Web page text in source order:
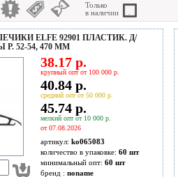
Только
в наличии
ELFE 92901 ПЛАСТИК. Д/
52-54, 470 ММ
38.17 р.
крупный опт от 100 000 р.
40.84 р.
средний опт от 50 000 р.
45.74 р.
мелкий опт от 10 000 р.
от 07.08.2026
артикул: ko065083
количество в упаковке: 60 шт
минимальный опт: 60 шт
бренд : noname